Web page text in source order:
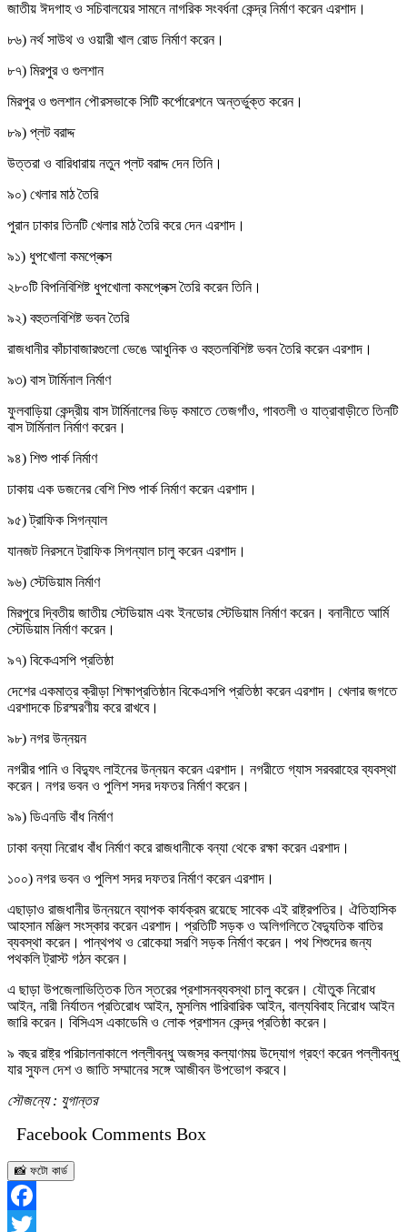
জাতীয় ঈদগাহ ও সচিবালয়ের সামনে নাগরিক সংবর্ধনা কেন্দ্র নির্মাণ করেন এরশাদ।
৮৬) নর্থ সাউথ ও ওয়ারী খাল রোড নির্মাণ করেন।
৮৭) মিরপুর ও গুলশান
মিরপুর ও গুলশান পৌরসভাকে সিটি কর্পোরেশনে অন্তর্ভুক্ত করেন।
৮৯) প্লট বরাদ্দ
উত্তরা ও বারিধারায় নতুন প্লট বরাদ্দ দেন তিনি।
৯০) খেলার মাঠ তৈরি
পুরান ঢাকার তিনটি খেলার মাঠ তৈরি করে দেন এরশাদ।
৯১) ধুপখোলা কমপ্লেক্স
২৮০টি বিপনিবিশিষ্ট ধুপখোলা কমপ্লেক্স তৈরি করেন তিনি।
৯২) বহুতলবিশিষ্ট ভবন তৈরি
রাজধানীর কাঁচাবাজারগুলো ভেঙে আধুনিক ও বহুতলবিশিষ্ট ভবন তৈরি করেন এরশাদ।
৯৩) বাস টার্মিনাল নির্মাণ
ফুলবাড়িয়া কেন্দ্রীয় বাস টার্মিনালের ভিড় কমাতে তেজগাঁও, গাবতলী ও যাত্রাবাড়ীতে তিনটি
বাস টার্মিনাল নির্মাণ করেন।
৯৪) শিশু পার্ক নির্মাণ
ঢাকায় এক ডজনের বেশি শিশু পার্ক নির্মাণ করেন এরশাদ।
৯৫) ট্রাফিক সিগন্যাল
যানজট নিরসনে ট্রাফিক সিগন্যাল চালু করেন এরশাদ।
৯৬) স্টেডিয়াম নির্মাণ
মিরপুরে দ্বিতীয় জাতীয় স্টেডিয়াম এবং ইনডোর স্টেডিয়াম নির্মাণ করেন। বনানীতে আর্মি
স্টেডিয়াম নির্মাণ করেন।
৯৭) বিকেএসপি প্রতিষ্ঠা
দেশের একমাত্র ক্রীড়া শিক্ষাপ্রতিষ্ঠান বিকেএসপি প্রতিষ্ঠা করেন এরশাদ। খেলার জগতে
এরশাদকে চিরস্মরণীয় করে রাখবে।
৯৮) নগর উন্নয়ন
নগরীর পানি ও বিদ্যুৎ লাইনের উন্নয়ন করেন এরশাদ। নগরীতে গ্যাস সরবরাহের ব্যবস্থা
করেন। নগর ভবন ও পুলিশ সদর দফতর নির্মাণ করেন।
৯৯) ডিএনডি বাঁধ নির্মাণ
ঢাকা বন্যা নিরোধ বাঁধ নির্মাণ করে রাজধানীকে বন্যা থেকে রক্ষা করেন এরশাদ।
১০০) নগর ভবন ও পুলিশ সদর দফতর নির্মাণ করেন এরশাদ।
এছাড়াও রাজধানীর উন্নয়নে ব্যাপক কার্যক্রম রয়েছে সাবেক এই রাষ্ট্রপতির। ঐতিহাসিক
আহসান মঞ্জিল সংস্কার করেন এরশাদ। প্রতিটি সড়ক ও অলিগলিতে বৈদ্যুতিক বাতির
ব্যবস্থা করেন। পান্থপথ ও রোকেয়া সরণি সড়ক নির্মাণ করেন। পথ শিশুদের জন্য
পথকলি ট্রাস্ট গঠন করেন।
এ ছাড়া উপজেলাভিত্তিক তিন স্তরের প্রশাসনব্যবস্থা চালু করেন। যৌতুক নিরোধ
আইন, নারী নির্যাতন প্রতিরোধ আইন, মুসলিম পারিবারিক আইন, বাল্যবিবাহ নিরোধ আইন
জারি করেন। বিসিএস একাডেমি ও লোক প্রশাসন কেন্দ্র প্রতিষ্ঠা করেন।
৯ বছর রাষ্ট্র পরিচালনাকালে পল্লীবন্ধু অজস্র কল্যাণময় উদ্যোগ গ্রহণ করেন পল্লীবন্ধু
যার সুফল দেশ ও জাতি সম্মানের সঙ্গে আজীবন উপভোগ করবে।
সৌজন্যে : যুগান্তর
Facebook Comments Box
📸 ফটো কার্ড
Facebook